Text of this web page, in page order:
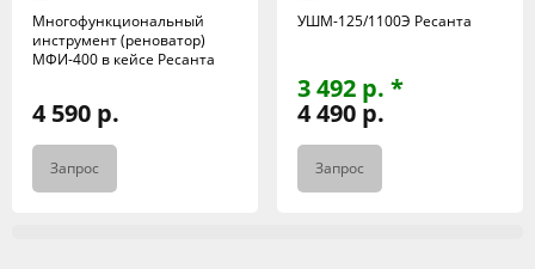
Многофункциональный
инструмент (реноватор)
МФИ-400 в кейсе Ресанта
4 590 р.
Запрос
УШМ-125/1100Э Ресанта
3 492 р. *
4 490 р.
Запрос